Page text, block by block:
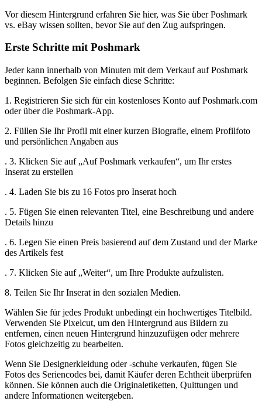
Vor diesem Hintergrund erfahren Sie hier, was Sie über Poshmark
vs. eBay wissen sollten, bevor Sie auf den Zug aufspringen.
Erste Schritte mit Poshmark
Jeder kann innerhalb von Minuten mit dem Verkauf auf Poshmark
beginnen. Befolgen Sie einfach diese Schritte:
1. Registrieren Sie sich für ein kostenloses Konto auf Poshmark.com
oder über die Poshmark-App.
2. Füllen Sie Ihr Profil mit einer kurzen Biografie, einem Profilfoto
und persönlichen Angaben aus
. 3. Klicken Sie auf „Auf Poshmark verkaufen“, um Ihr erstes
Inserat zu erstellen
. 4. Laden Sie bis zu 16 Fotos pro Inserat hoch
. 5. Fügen Sie einen relevanten Titel, eine Beschreibung und andere
Details hinzu
. 6. Legen Sie einen Preis basierend auf dem Zustand und der Marke
des Artikels fest
. 7. Klicken Sie auf „Weiter“, um Ihre Produkte aufzulisten.
8. Teilen Sie Ihr Inserat in den sozialen Medien.
Wählen Sie für jedes Produkt unbedingt ein hochwertiges Titelbild.
Verwenden Sie Pixelcut, um den Hintergrund aus Bildern zu
entfernen, einen neuen Hintergrund hinzuzufügen oder mehrere
Fotos gleichzeitig zu bearbeiten.
Wenn Sie Designerkleidung oder -schuhe verkaufen, fügen Sie
Fotos des Seriencodes bei, damit Käufer deren Echtheit überprüfen
können. Sie können auch die Originaletiketten, Quittungen und
andere Informationen weitergeben.